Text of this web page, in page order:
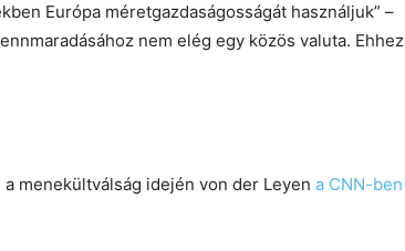
Európa méretgazdaságosságát használjuk” –
nem elég egy közös valuta. Ehhez
menekültválság idején von der Leyen a CNN-ben